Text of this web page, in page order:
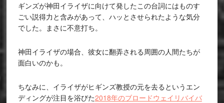
ギンズが神田イライザに向けて発したこの台詞にはものす
ごい説得力と含みがあって、ハッとさせられたような気分
でした。まさに不意打ち。
神田イライザの場合、彼女に翻弄される周囲の人間たちが
面白いのかも。
ちなみに、イライザがヒギンズ教授の元を去るというエン
ディングが注目を浴びた2018年のブロードウェイリバイバ